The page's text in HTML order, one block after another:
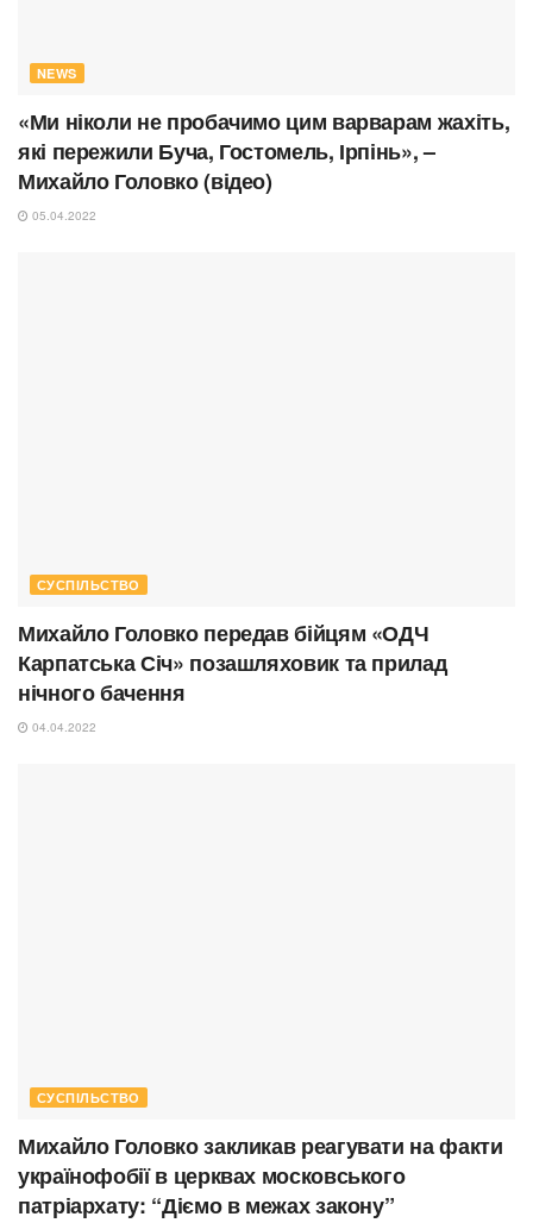
NEWS
«Ми ніколи не пробачимо цим варварам жахіть,
які пережили Буча, Гостомель, Ірпінь», –
Михайло Головко (відео)
05.04.2022
СУСПІЛЬСТВО
Михайло Головко передав бійцям «ОДЧ
Карпатська Січ» позашляховик та прилад
нічного бачення
04.04.2022
СУСПІЛЬСТВО
Михайло Головко закликав реагувати на факти
українофобії в церквах московського
патріархату: “Діємо в межах закону”